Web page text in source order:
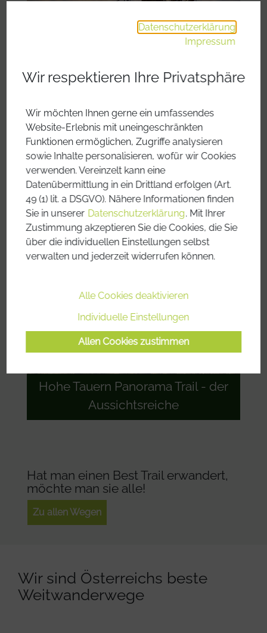
Welterbesteig Wachau – der
Kulturschatz
Hohe Tauern Panorama Trail - der
Aussichtsreiche
Hat man einen Best Trail erwandert,
möchte man sie alle!
Zu allen Wegen
Wir sind Österreichs beste
Weitwanderwege
Datenschutzerklärung
Impressum
Wir respektieren Ihre Privatsphäre
Wir möchten Ihnen gerne ein umfassendes
Website-Erlebnis mit uneingeschränkten
Funktionen ermöglichen, Zugriffe analysieren
sowie Inhalte personalisieren, wofür wir Cookies
verwenden. Vereinzelt kann eine
Datenübermittlung in ein Drittland erfolgen (Art.
49 (1) lit. a DSGVO). Nähere Informationen finden
Sie in unserer Datenschutzerklärung. Mit Ihrer
Zustimmung akzeptieren Sie die Cookies, die Sie
über die individuellen Einstellungen selbst
verwalten und jederzeit widerrufen können.
Alle Cookies deaktivieren
Individuelle Einstellungen
Allen Cookies zustimmen